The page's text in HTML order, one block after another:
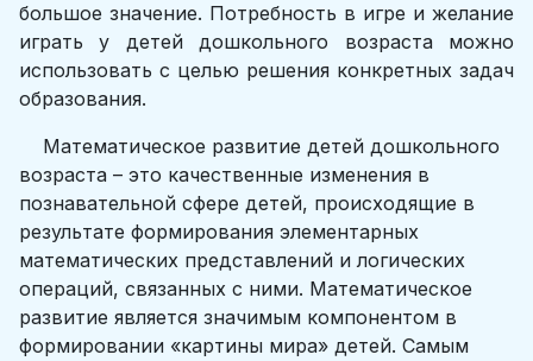
большое значение. Потребность в игре и желание
играть у детей дошкольного возраста можно
использовать с целью решения конкретных задач
образования.
Математическое развитие детей дошкольного
возраста – это качественные изменения в
познавательной сфере детей, происходящие в
результате формирования элементарных
математических представлений и логических
операций, связанных с ними. Математическое
развитие является значимым компонентом в
формировании «картины мира» детей. Самым